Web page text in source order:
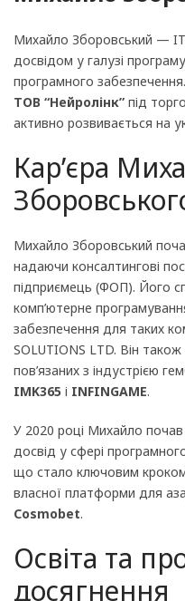
Михайло Зборовський — IT-
досвідом у галузі
програмного
ТОВ “Нейролінк” під
активно розвивається на
Кар’єра
Михайло Зборовський
надаючи консалтингові
підприємець (ФОП). Його
комп’ютерне
забезпечення для таких
SOLUTIONS LTD. Він
пов’язаних з індустрією
IMK365 і INFINGAME.
У 2020 році Михайло
досвід у сфері
що стало ключовим
власної платформи для
Cosmobet.
Освіта та
досягнення